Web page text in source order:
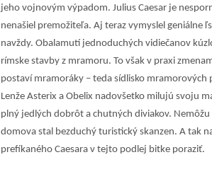
jeho vojnovým výpadom. Julius Caesar je
nenašiel premožiteľa. Aj teraz vymyslel geniálne
navždy. Obalamutí jednoduchých vidiečanov
rímske stavby z mramoru. To však v praxi
postaví mramoráky – teda sídlisko
Lenže Asterix a Obelix nadovšetko milujú svoju
plný jedlých dobrôt a chutných diviakov.
domova stal bezduchý turistický skanzen. A tak
prefíkaného Caesara v tejto podlej bitke poraziť.